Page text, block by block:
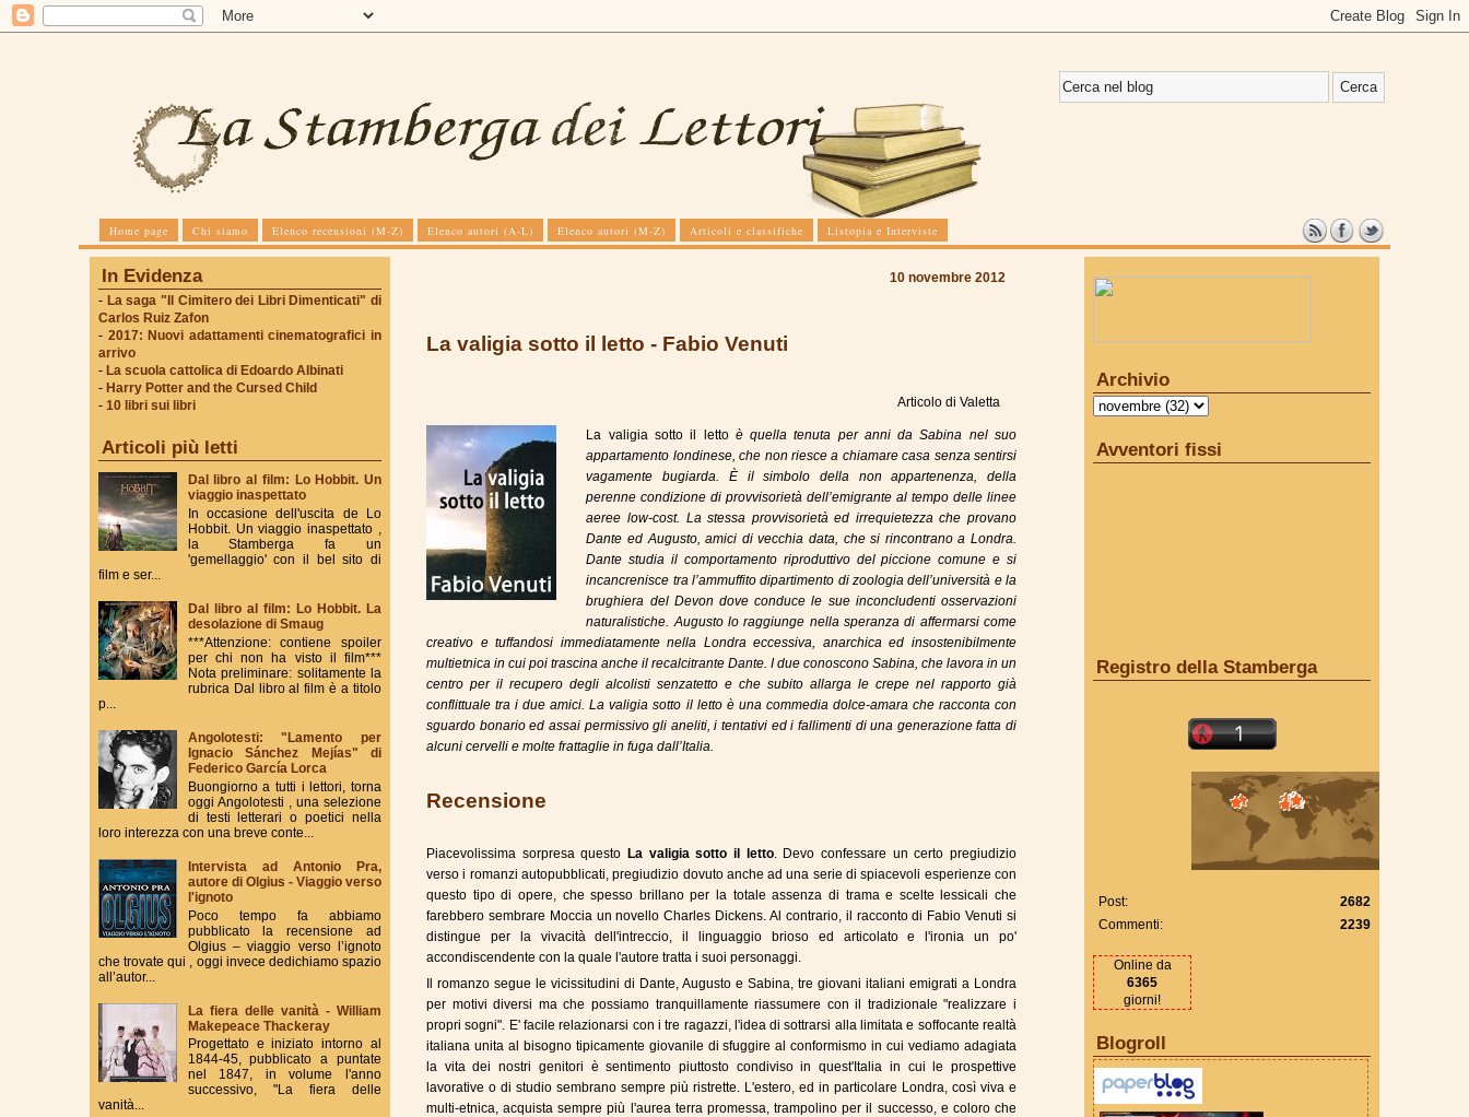
Home page Chi siamo Elenco recensioni (M-Z) Elenco autori (A-L) Elenco autori (M-Z) Articoli e classifiche Listopia e Interviste
In Evidenza
- La saga "Il Cimitero dei Libri Dimenticati" di
Carlos Ruiz Zafon
- 2017: Nuovi adattamenti cinematografici in
arrivo
- La scuola cattolica di Edoardo Albinati
- Harry Potter and the Cursed Child
- 10 libri sui libri
Articoli più letti
Dal libro al film: Lo Hobbit. Un
viaggio inaspettato
In occasione dell'uscita de Lo
Hobbit. Un viaggio inaspettato ,
la Stamberga fa un
'gemellaggio' con il bel sito di
film e ser...
Dal libro al film: Lo Hobbit. La
desolazione di Smaug
***Attenzione: contiene spoiler
per chi non ha visto il film***
Nota preliminare: solitamente la
rubrica Dal libro al film è a titolo
p...
Angolotesti: "Lamento per
Ignacio Sánchez Mejías" di
Federico García Lorca
Buongiorno a tutti i lettori, torna
oggi Angolotesti , una selezione
di testi letterari o poetici nella
loro interezza con una breve conte...
Intervista ad Antonio Pra,
autore di Olgius - Viaggio verso
l'ignoto
Poco tempo fa abbiamo
pubblicato la recensione ad
Olgius – viaggio verso l’ignoto
che trovate qui , oggi invece dedichiamo spazio
all’autor...
La fiera delle vanità - William
Makepeace Thackeray
Progettato e iniziato intorno al
1844-45, pubblicato a puntate
nel 1847, in volume l'anno
successivo, "La fiera delle
vanità...
10 novembre 2012
La valigia sotto il letto - Fabio Venuti
Articolo di Valetta
La valigia sotto il letto è quella tenuta per anni da Sabina nel suo
appartamento londinese, che non riesce a chiamare casa senza sentirsi
vagamente bugiarda. È il simbolo della non appartenenza, della
perenne condizione di provvisorietà dell’emigrante al tempo delle linee
aeree low-cost. La stessa provvisorietà ed irrequietezza che provano
Dante ed Augusto, amici di vecchia data, che si rincontrano a Londra.
Dante studia il comportamento riproduttivo del piccione comune e si
incancrenisce tra l’ammuffito dipartimento di zoologia dell’università e la
brughiera del Devon dove conduce le sue inconcludenti osservazioni
naturalistiche. Augusto lo raggiunge nella speranza di affermarsi come
creativo e tuffandosi immediatamente nella Londra eccessiva, anarchica ed insostenibilmente
multietnica in cui poi trascina anche il recalcitrante Dante. I due conoscono Sabina, che lavora in un
centro per il recupero degli alcolisti senzatetto e che subito allarga le crepe nel rapporto già
conflittuale tra i due amici. La valigia sotto il letto è una commedia dolce-amara che racconta con
sguardo bonario ed assai permissivo gli aneliti, i tentativi ed i fallimenti di una generazione fatta di
alcuni cervelli e molte frattaglie in fuga dall’Italia.
Recensione
Piacevolissima sorpresa questo La valigia sotto il letto. Devo confessare un certo pregiudizio
verso i romanzi autopubblicati, pregiudizio dovuto anche ad una serie di spiacevoli esperienze con
questo tipo di opere, che spesso brillano per la totale assenza di trama e scelte lessicali che
farebbero sembrare Moccia un novello Charles Dickens. Al contrario, il racconto di Fabio Venuti si
distingue per la vivacità dell'intreccio, il linguaggio brioso ed articolato e l'ironia un po'
accondiscendente con la quale l'autore tratta i suoi personaggi.
Il romanzo segue le vicissitudini di Dante, Augusto e Sabina, tre giovani italiani emigrati a Londra
per motivi diversi ma che possiamo tranquillamente riassumere con il tradizionale "realizzare i
propri sogni". E' facile relazionarsi con i tre ragazzi, l'idea di sottrarsi alla limitata e soffocante realtà
italiana unita al bisogno tipicamente giovanile di sfuggire al conformismo in cui vediamo adagiata
la vita dei nostri genitori è sentimento piuttosto condiviso in quest'Italia in cui le prospettive
lavorative o di studio sembrano sempre più ristrette. L'estero, ed in particolare Londra, così viva e
multi-etnica, acquista sempre più l'aurea terra promessa, trampolino per il successo, e coloro che
Archivio
Avventori fissi
Registro della Stamberga
Post:
2682
Commenti:
2239
Online da
6365
giorni!
Blogroll